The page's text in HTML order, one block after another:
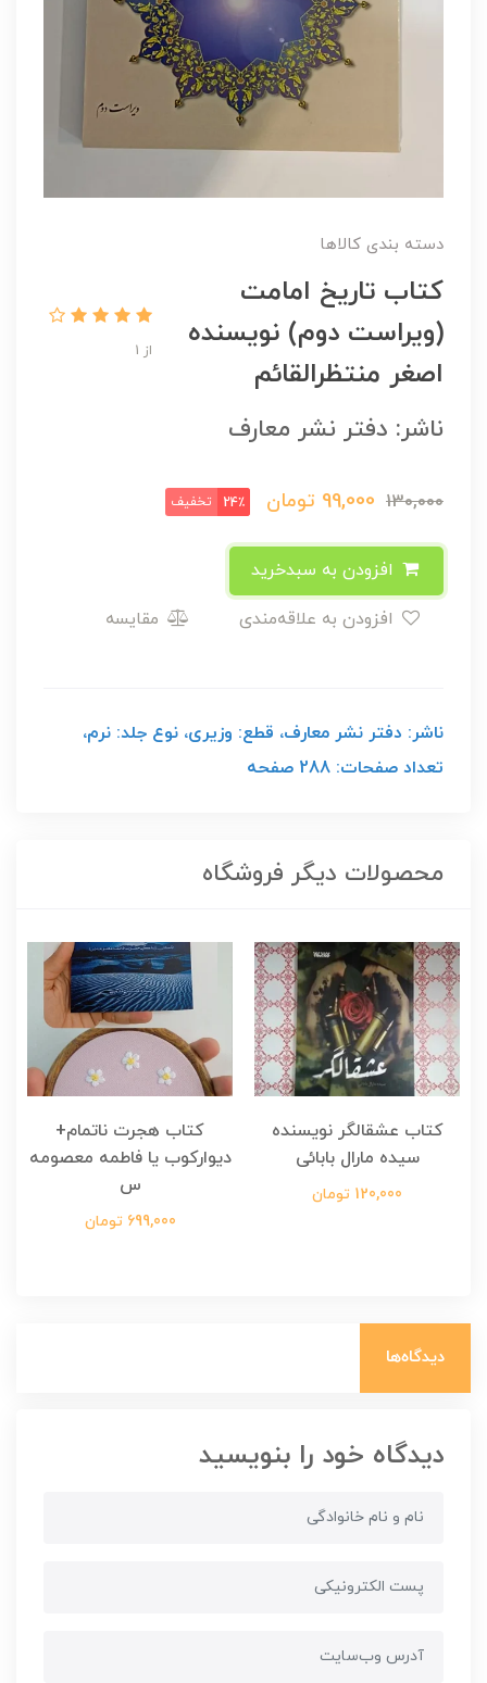
دسته بندی کالاها
کتاب تاریخ امامت
(ویراست دوم) نویسنده
اصغر منتظرالقائم
از 1
ناشر: دفتر نشر معارف
130,000
99,000 تومان 24٪ تخفیف
مقایسه
ناشر: دفتر نشر معارف، قطع: وزیری، نوع جلد: نرم،
تعداد صفحات: 288 صفحه
محصولات دیگر فروشگاه
کتاب عشقالگر نویسنده
سیده مارال بابائی
120,000 تومان
کتاب هجرت ناتمام+
دیوارکوب یا فاطمه معصومه
س
699,000 تومان
دیدگاه‌ها
دیدگاه خود را بنویسید